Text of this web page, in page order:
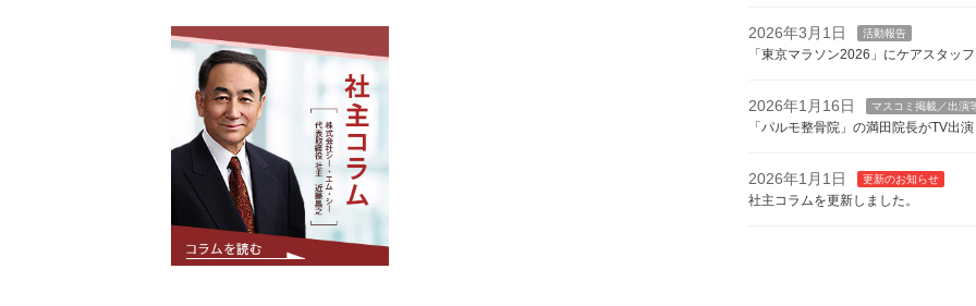
2026年3月1日 活動報告
「東京マラソン2026」にケアスタッ
2026年1月16日 マスコミ掲載／出演
「パルモ整骨院」の満田院長がTV出
2026年1月1日 更新のお知らせ
社主コラムを更新しました。